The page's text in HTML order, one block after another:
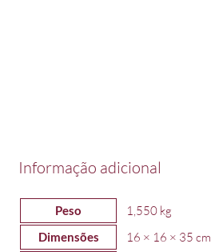
Informação adicional
Peso 1,550 kg
Dimensões 16 × 16 × 35 cm